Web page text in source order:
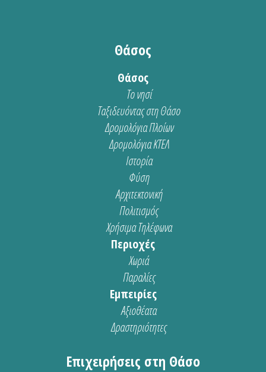
Θάσος
Θάσος
Το νησί
Ταξιδευόντας στη Θάσο
Δρομολόγια Πλοίων
Δρομολόγια ΚΤΕΛ
Ιστορία
Φύση
Αρχιτεκτονική
Πολιτισμός
Χρήσιμα Τηλέφωνα
Περιοχές
Χωριά
Παραλίες
Εμπειρίες
Αξιοθέατα
Δραστηριότητες
Επιχειρήσεις στη Θάσο